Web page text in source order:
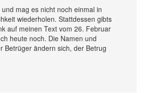
mag es nicht noch einmal in
wiederholen. Stattdessen gibts
auf meinen Text vom 26. Februar
heute noch. Die Namen und
Betrüger ändern sich, der Betrug